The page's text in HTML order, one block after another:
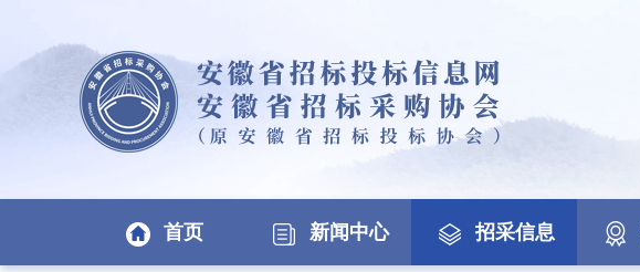
首页 新闻中心 招采信息